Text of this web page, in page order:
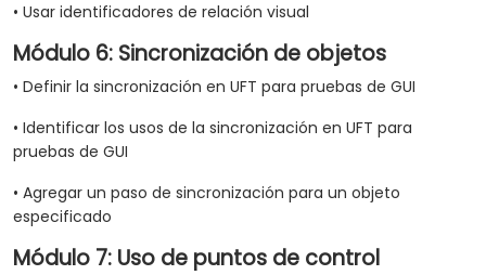
• Usar identificadores de relación visual
Módulo 6: Sincronización de objetos
• Definir la sincronización en UFT para pruebas de GUI
• Identificar los usos de la sincronización en UFT para
pruebas de GUI
• Agregar un paso de sincronización para un objeto
especificado
Módulo 7: Uso de puntos de control